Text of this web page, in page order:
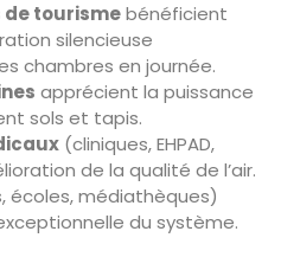
de tourismebénéficient
silencieuse
chambres en journée.
apprécient la puissance
sols et tapis.
(cliniques, EHPAD,
de la qualité de l’air.
écoles, médiathèques)
du système.